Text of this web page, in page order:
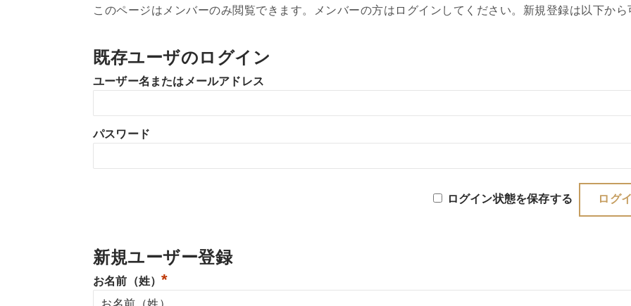
このページはメンバーのみ閲覧できます。メンバーの方はログインしてください。新規登録は以下から
既存ユーザのログイン
ユーザー名またはメールアドレス
パスワード
ログイン状態を保存する
新規ユーザー登録
お名前（姓）*